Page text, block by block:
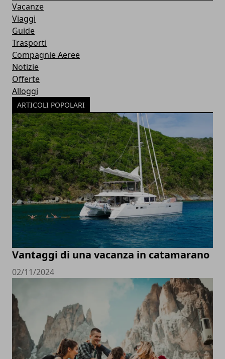
Vacanze
Viaggi
Guide
Trasporti
Compagnie Aeree
Notizie
Offerte
Alloggi
ARTICOLI POPOLARI
Vantaggi di una vacanza in catamarano
02/11/2024